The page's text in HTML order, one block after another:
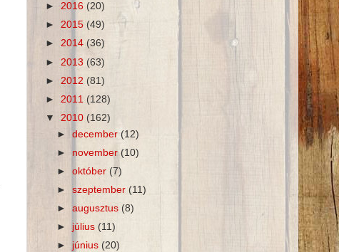
► 2016 (20)
► 2015 (49)
► 2014 (36)
► 2013 (63)
► 2012 (81)
► 2011 (128)
▼ 2010 (162)
►december(12)
► november (10)
►október (7)
►szeptember(11)
►augusztus (8)
► július(11)
► június(20)